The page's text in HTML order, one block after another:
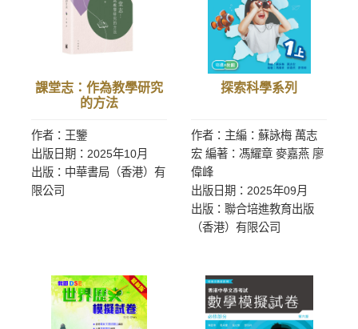
課堂志：作為教學研究
的方法
作者：王鑒
出版日期：2025年10月
出版：中華書局（香港）有
限公司
探索科學系列
作者：主編：蘇詠梅 萬志
宏 編著：馮耀章 麥嘉燕 廖
偉峰
出版日期：2025年09月
出版：聯合培進教育出版
（香港）有限公司